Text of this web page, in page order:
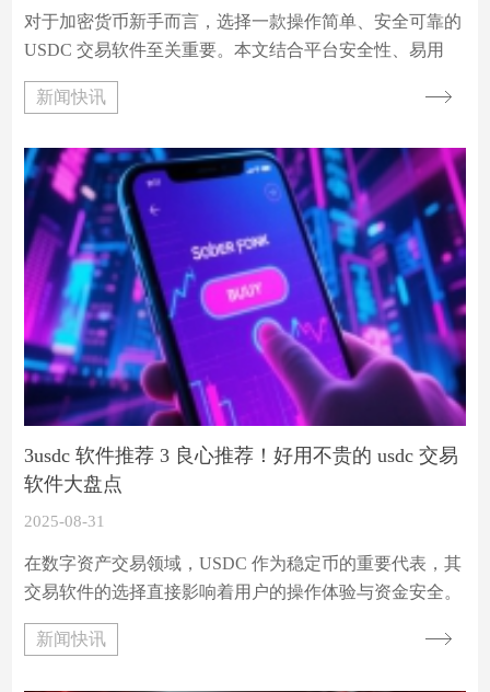
对于加密货币新手而言，选择一款操作简单、安全可靠的
USDC 交易软件至关重要。本文结合平台安全性、易用
性、手续费等核心指标，为新手精选 5 款优质交易软件，
并通过数据对比帮助大家快速找到适合自己的工具。
新闻快讯
3usdc 软件推荐 3 良心推荐！好用不贵的 usdc 交易
软件大盘点
2025-08-31
在数字资产交易领域，USDC 作为稳定币的重要代表，其
交易软件的选择直接影响着用户的操作体验与资金安全。
本文将围绕 “好用不贵” 这一核心标准，为大家盘点几款
高性价比的 USDC 交易软件，从手续费、安全性、功能体
新闻快讯